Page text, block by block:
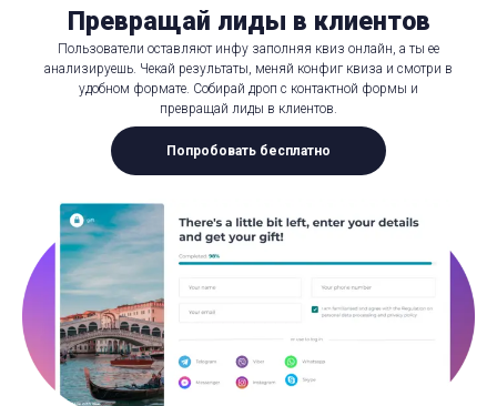
Превращай лиды в клиентов
Пользователи оставляют инфу заполняя квиз онлайн, а ты ее
анализируешь. Чекай результаты, меняй конфиг квиза и смотри в
удобном формате. Собирай дроп с контактной формы и
превращай лиды в клиентов.
Попробовать бесплатно